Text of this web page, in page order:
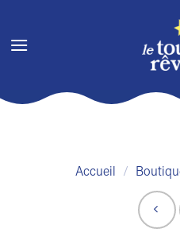
contenu
Accueil /